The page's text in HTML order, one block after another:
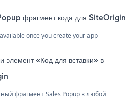
фрагмент кода для SiteOrigin
once you create your app
элемент «Код для вставки» в
фрагмент Sales Popup в любой